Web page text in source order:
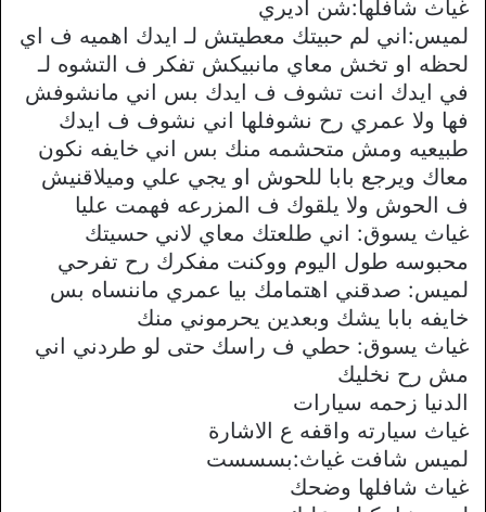
غياث شافلها:شن اديري
لميس:اني لم حبيتك معطيتش لـ ايدك اهميه ف اي
لحظه او تخش معاي مانبيكش تفكر ف التشوه لـ
في ايدك انت تشوف ف ايدك بس اني مانشوفش
فها ولا عمري رح نشوفلها اني نشوف ف ايدك
طبيعيه ومش متحشمه منك بس اني خايفه نكون
معاك ويرجع بابا للحوش او يجي علي وميلاقنيش
ف الحوش ولا يلقوك ف المزرعه فهمت عليا
غياث يسوق: اني طلعتك معاي لاني حسيتك
محبوسه طول اليوم ووكنت مفكرك رح تفرحي
لميس: صدقني اهتمامك بيا عمري ماننساه بس
خايفه بابا يشك وبعدين يحرموني منك
غياث يسوق: حطي ف راسك حتى لو طردني اني
مش رح نخليك
الدنيا زحمه سيارات
غياث سيارته واقفه ع الاشارة
لميس شافت غياث:بسسست
غياث شافلها وضحك